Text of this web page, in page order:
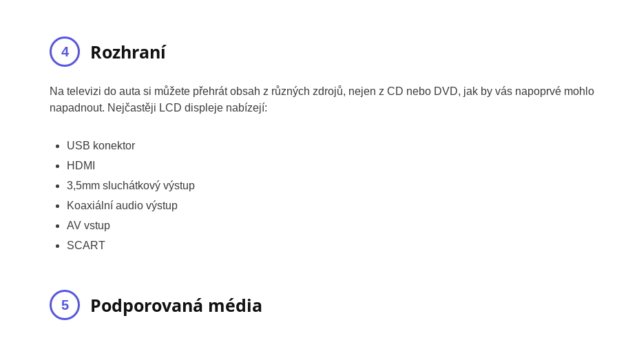
Rozhraní
Na televizi do auta si můžete přehrát obsah z různých zdrojů, nejen z CD nebo DVD, jak by vás napoprvé mohlo
napadnout. Nejčastěji LCD displeje nabízejí:
USB konektor
HDMI
3,5mm sluchátkový výstup
Koaxiální audio výstup
AV vstup
SCART
Podporovaná média